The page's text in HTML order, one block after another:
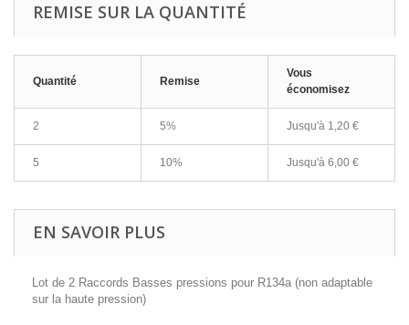
REMISE SUR LA QUANTITÉ
Quantité Remise
Vous
économisez
2 5% Jusqu'à 1,20 €
5 10% Jusqu'à 6,00 €
EN SAVOIR PLUS
Lot de 2 Raccords Basses pressions pour R134a (non adaptable
sur la haute pression)